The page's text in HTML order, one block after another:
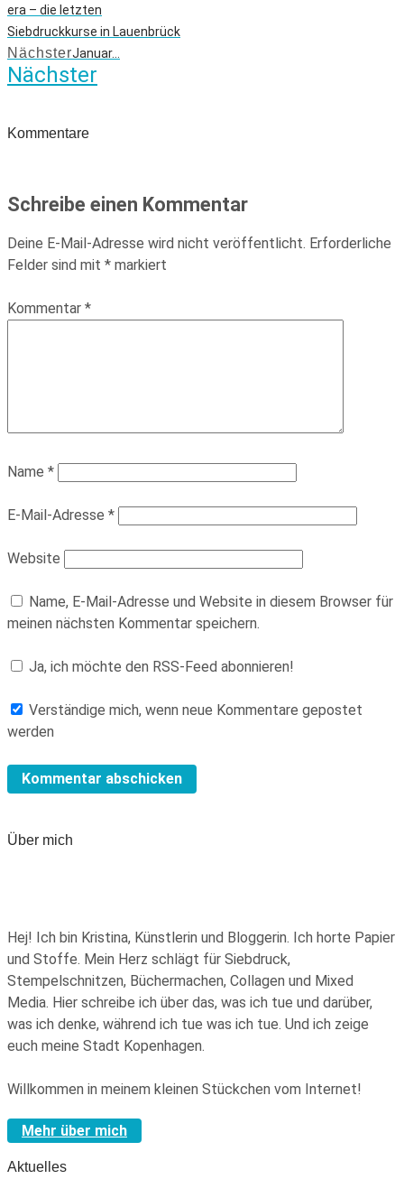
era – die letzten
Siebdruckkurse in Lauenbrück
NächsterJanuar…
Nächster
Kommentare
Schreibe einen Kommentar
Deine E-Mail-Adresse wird nicht veröffentlicht. Erforderliche
Felder sind mit * markiert
Kommentar *
Name *
E-Mail-Adresse *
Website
Name, E-Mail-Adresse und Website in diesem Browser für
meinen nächsten Kommentar speichern.
Ja, ich möchte den RSS-Feed abonnieren!
Verständige mich, wenn neue Kommentare gepostet
werden
Über mich
Hej! Ich bin Kristina, Künstlerin und Bloggerin. Ich horte Papier
und Stoffe. Mein Herz schlägt für Siebdruck,
Stempelschnitzen, Büchermachen, Collagen und Mixed
Media. Hier schreibe ich über das, was ich tue und darüber,
was ich denke, während ich tue was ich tue. Und ich zeige
euch meine Stadt Kopenhagen.
Willkommen in meinem kleinen Stückchen vom Internet!
Mehr über mich
Aktuelles